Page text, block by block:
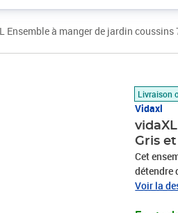
Ensemble à manger de jardin coussins
Livraison
Vidaxl
Gris
Cet
détendre dans
table et
Voir la
Prix